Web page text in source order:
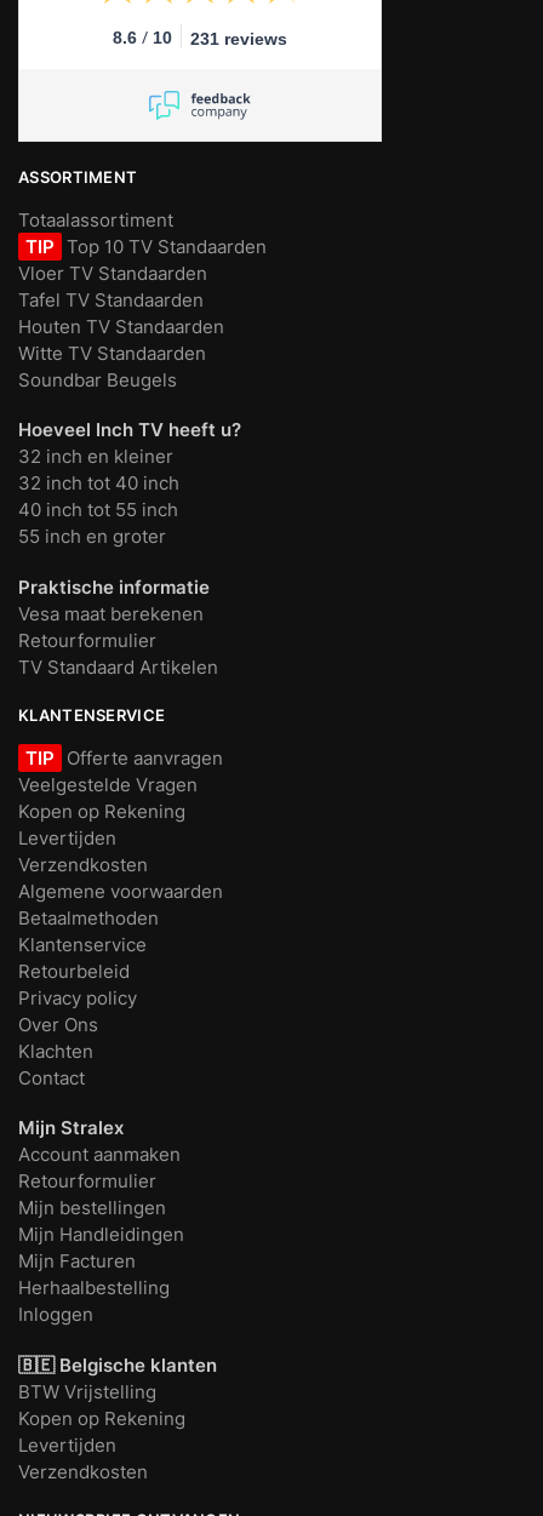
8.6 / 10 231 reviews
ASSORTIMENT
Totaalassortiment
TIP Top 10 TV Standaarden
Vloer TV Standaarden
Tafel TV Standaarden
Houten TV Standaarden
Witte TV Standaarden
Soundbar Beugels
Hoeveel Inch TV heeft u?
32 inch en kleiner
32 inch tot 40 inch
40 inch tot 55 inch
55 inch en groter
Praktische informatie
Vesa maat berekenen
Retourformulier
TV Standaard Artikelen
KLANTENSERVICE
TIP
Offerte aanvragen
Veelgestelde Vragen
Kopen op Rekening
Levertijden
Verzendkosten
Algemene voorwaarden
Betaalmethoden
Klantenservice
Retourbeleid
Privacy policy
Over Ons
Klachten
Contact
Mijn Stralex
Account aanmaken
Retourformulier
Mijn bestellingen
Mijn Handleidingen
Mijn Facturen
Herhaalbestelling
Inloggen
🇧🇪 Belgische klanten
BTW Vrijstelling
Kopen op Rekening
Levertijden
Verzendkosten